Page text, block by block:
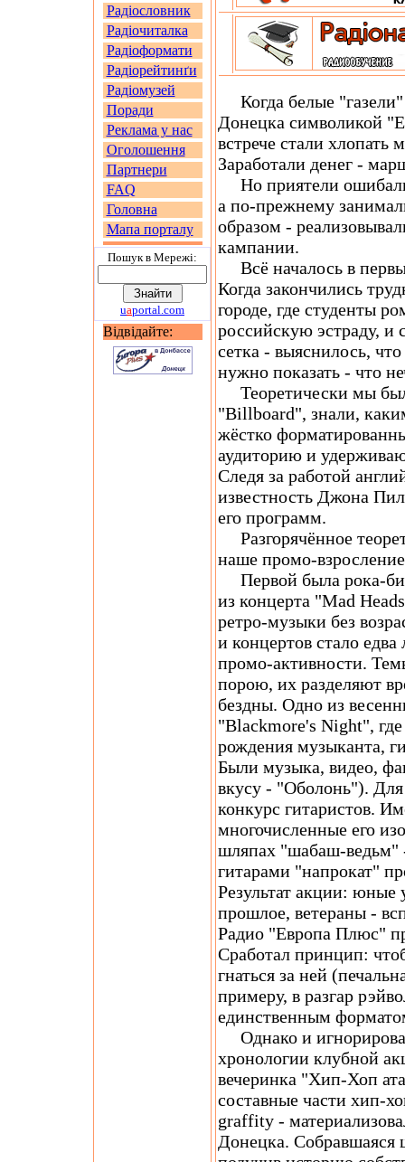
Радіословник
Радіочиталка
Радіоформати
Радіорейтинґи
Радіомузей
Поради
Реклама у нас
Оголошення
Партнери
FAQ
Головна
Мапа порталу
Пошук в Мережi:
uaportal.com
Відвідайте:
Когда белые
Донецка символикой
встрече стали
Заработали денег -
Но приятели
а по-прежнему
образом -
кампании.
Всё началось в
Когда закончились
городе, где студенты
российскую эстраду, и
сетка - выяснилось,
нужно показать - что
Теоретически мы
"Billboard", знали,
жёстко
аудиторию и
Следя за работой
известность Джона
его программ.
Разгорячённое
наше промо-
Первой была рока-
из концерта "Mad
ретро-музыки без
и концертов стало
промо-активности.
порою, их разделяют
бездны. Одно из
"Blackmore's Night",
рождения музыканта,
Были музыка, видео,
вкусу - "Оболонь").
конкурс гитаристов.
многочисленные его
шляпах "шабаш-ведьм"
гитарами "напрокат"
Результат акции: юные
прошлое, ветераны -
Радио "Европа Плюс"
Сработал принцип:
гнаться за ней
примеру, в разгар
единственным
Однако и
хронологии клубной
вечеринка "Хип-Хоп
составные части хип-
graffity -
Донецка. Собравшаяся